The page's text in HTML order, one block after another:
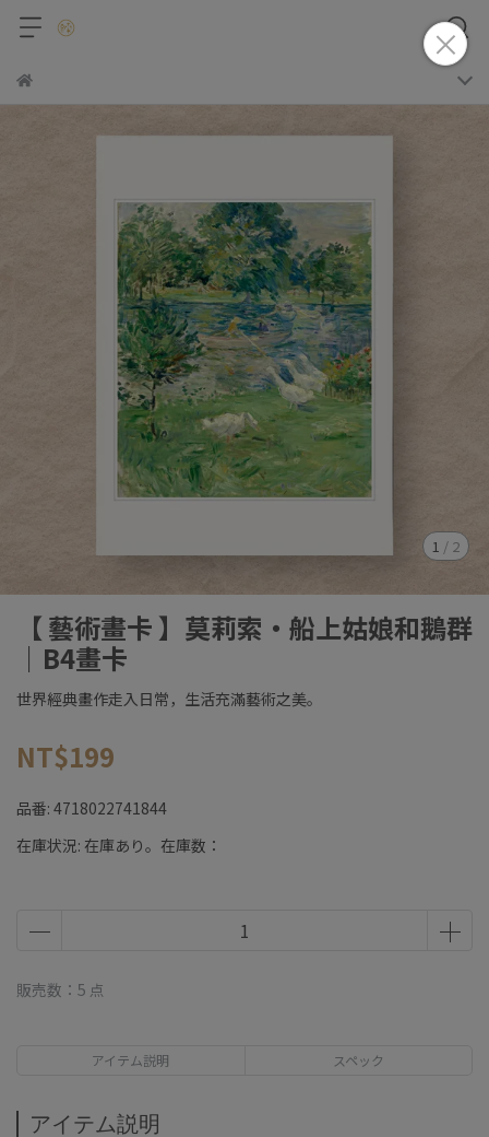
1 / 2
【 藝術畫卡 】莫莉索・船上姑娘和鵝群
｜B4畫卡
世界經典畫作走入日常，生活充滿藝術之美。
NT$199
品番: 4718022741844
在庫状況: 在庫あり。在庫数：
販売数：5 点
アイテム説明 スペック
アイテム説明